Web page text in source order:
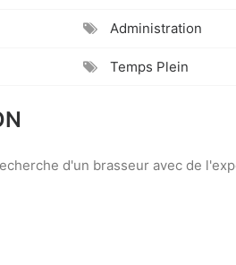
Administration
Temps Plein
d'un brasseur avec de